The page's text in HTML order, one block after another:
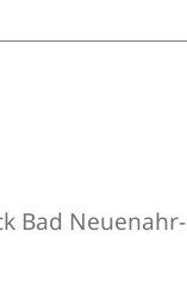
Bad Neuenahr-